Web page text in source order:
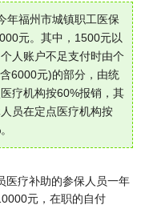
年福州市城镇职工医保
元。其中，1500元以
人账户不足支付时由个
6000元)的部分，由统
疗机构按60%报销，其
员在定点医疗机构按
疗补助的参保人员一年
元，在职的自付